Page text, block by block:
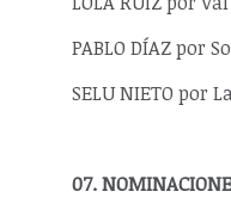
PABLO DÍAZ por
SELU NIETO por
07.